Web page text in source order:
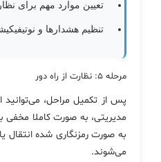
تعیین موارد مهم برای
تنظیم هشدارها و
مرحله ۵: نظارت از راه دور
پس از تکمیل مراحل،
مدیریتی، به صورت کاملا مخفی
به صورت رمزنگاری شده انتقال
می‌شوند.